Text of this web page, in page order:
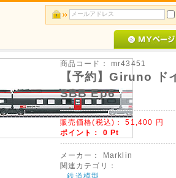
商品コード： mr43451
【予約】Giruno ド
SBB Ep6
販売価格(税込)： 51,400 円
ポイント： 0 Pt
メーカー：
Marklin
関連カテゴリ：
鉄道模型